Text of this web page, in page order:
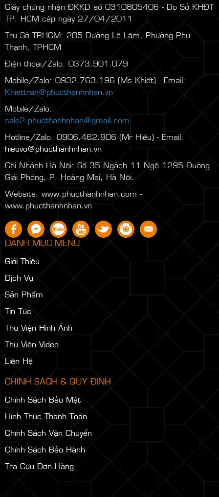
Giấy chứng nhận ĐKKD số 0310805406 - Do Sở KHĐT
TP. HCM cấp ngày 27/04/2011
Trụ Sở TPHCM: 205 Đường Lê Lâm, Phường Phú
Thạnh, TPHCM
Điện thoại/Zalo: 0373.901.079
Mobile/Zalo: 0932.763.196 (Ms Khiết) - Email:
Khiettran@phucthanhnhan.vn
Mobile/Zalo:
0986.272.500
sale2.phucthanhnhan@gmail.com
Hotline/Zalo: 0906.462.906 (Mr Hiếu) - Email:
hieuvo@phucthanhnhan.vn
Chi Nhánh Hà Nội: Số 35 Ngách 11 Ngõ 1295 Đường
Giải Phóng, P. Hoàng Mai, Hà Nội.
Website: www.phucthanhnhan.com -
www.phucthanhnhan.vn
DANH MỤC MENU
Giới Thiệu
Dịch Vụ
Sản Phẩm
Tin Tức
Thư Viện Hình Ảnh
Thư Viện Video
Liên Hệ
CHÍNH SÁCH & QUY ĐỊNH
Chính Sách Bảo Mật
Hình Thức Thanh Toán
Chính Sách Vận Chuyển
Chính Sách Bảo Hành
Tra Cứu Đơn Hàng